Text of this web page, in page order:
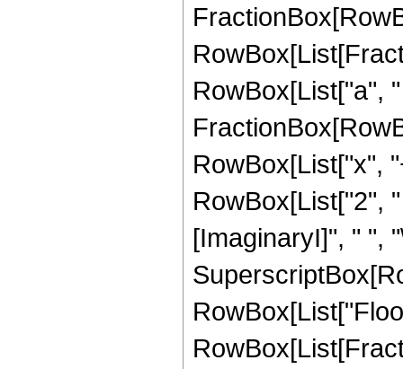
RowBox[List["a",
RowBox[List["x",
RowBox[List["2",
[ImaginaryI]", " ",